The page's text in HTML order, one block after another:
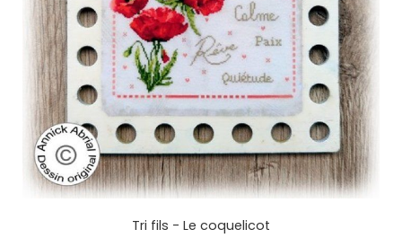
Tri fils - Le coquelicot